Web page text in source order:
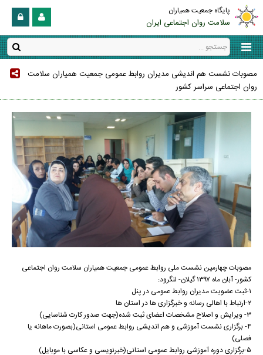
پایگاه جمعیت همیاران
سلامت روان اجتماعی ایران
مصوبات نشست هم اندیشی مدیران روابط عمومی جمعیت همیاران سلامت
روان اجتماعی سراسر کشور
مصوبات چهارمین نشست ملی روابط عمومی جمعیت همیاران سلامت روان اجتماعی
کشور- آبان ماه ۱۳۹۷ گیلان- لنگرود:
۱-ثبت عضویت مدیران روابط عمومی در پنل
۲-ارتباط با اهالی رسانه و خبرگزاری ها در استان ها
۳- ویرایش و اصلاح مشخصات اعضای ثبت شده(جهت صدور کارت شناسایی)
۴- برگزاری نشست آموزشی و هم اندیشی روابط عمومی استانی(بصورت ماهانه یا
فصلی)
۵-برگزاری دوره آموزشی روابط عمومی استانی(خبرنویسی و عکاسی با موبایل)